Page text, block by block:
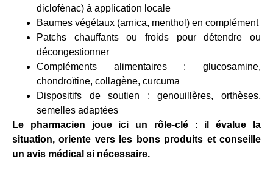
diclofénac) à application locale
Baumes végétaux (arnica, menthol) en complément
Patchs chauffants ou froids pour détendre ou
décongestionner
Compléments alimentaires : glucosamine,
chondroïtine, collagène, curcuma
Dispositifs de soutien : genouillères, orthèses,
semelles adaptées
Le pharmacien joue ici un rôle-clé : il évalue la
situation, oriente vers les bons produits et conseille
un avis médical si nécessaire.